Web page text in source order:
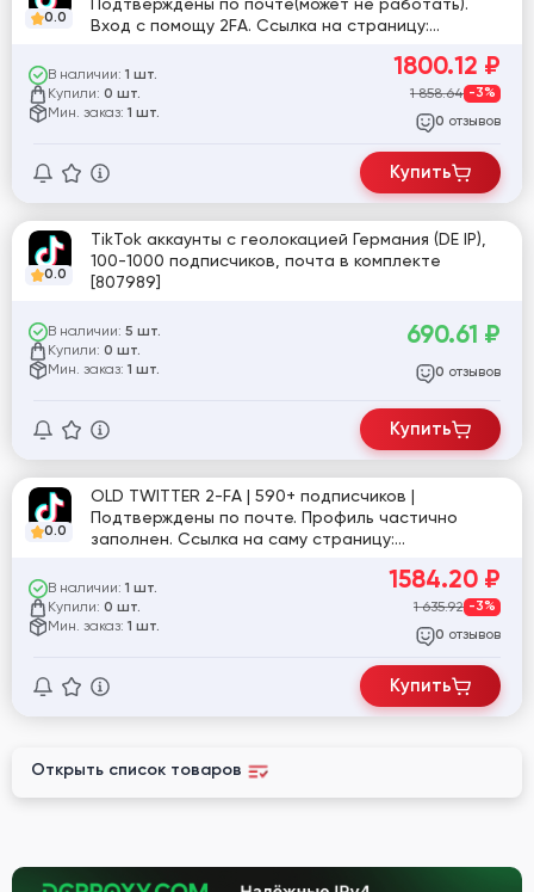
0.0
Вход с помощу 2FA. Ссылка на страницу:
В наличии: 1 шт.
Купили: 0 шт.
Мин. заказ: 1 шт.
1800.12 ₽
1 858.64 -3%
0 отзывов
Купить
0.0
TikTok аккаунты с геолокацией Германия (DE IP),
100-1000 подписчиков, почта в комплекте
[807989]
В наличии: 5 шт.
Купили: 0 шт.
Мин. заказ: 1 шт.
690.61 ₽
0 отзывов
Купить
0.0
OLD TWITTER 2-FA | 590+ подписчиков |
Подтверждены по почте. Профиль частично
заполнен. Ссылка на саму страницу:
В наличии: 1 шт.
Купили: 0 шт.
Мин. заказ: 1 шт.
1584.20 ₽
1 635.92 -3%
0 отзывов
Купить
Открыть список товаров